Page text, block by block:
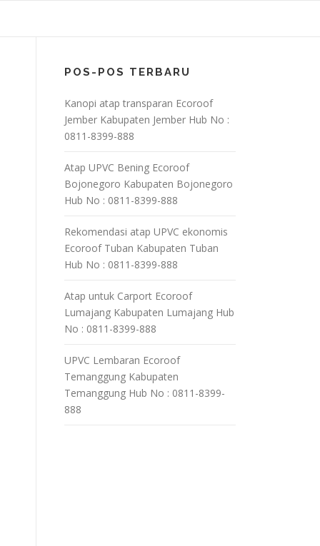
POS-POS TERBARU
Kanopi atap transparan Ecoroof
Jember Kabupaten Jember Hub No :
0811-8399-888
Atap UPVC Bening Ecoroof
Bojonegoro Kabupaten Bojonegoro
Hub No : 0811-8399-888
Rekomendasi atap UPVC ekonomis
Ecoroof Tuban Kabupaten Tuban
Hub No : 0811-8399-888
Atap untuk Carport Ecoroof
Lumajang Kabupaten Lumajang Hub
No : 0811-8399-888
UPVC Lembaran Ecoroof
Temanggung Kabupaten
Temanggung Hub No : 0811-8399-
888